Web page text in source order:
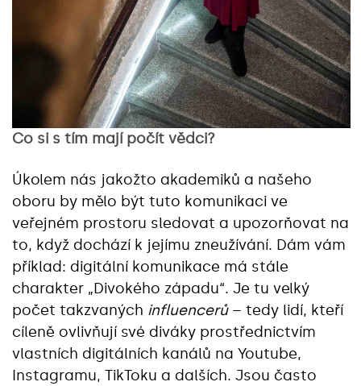
Co si s tím mají počít vědci?
Úkolem nás jakožto akademiků a našeho
oboru by mělo být tuto komunikaci ve
veřejném prostoru sledovat a upozorňovat na
to, když dochází k jejímu zneužívání. Dám vám
příklad: digitální komunikace má stále
charakter „Divokého západu“. Je tu velký
počet takzvaných influencerů– tedy lidí, kteří
cíleně ovlivňují své diváky prostřednictvím
vlastních digitálních kanálů na Youtube,
Instagramu, TikToku a dalších. Jsou často